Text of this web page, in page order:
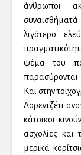
άνθρωποι
συναισθήματά
λιγότερο
ψέμα του
Και στην
Λορεντζέτι
κάτοικοι
ασχολίες και
μερικά